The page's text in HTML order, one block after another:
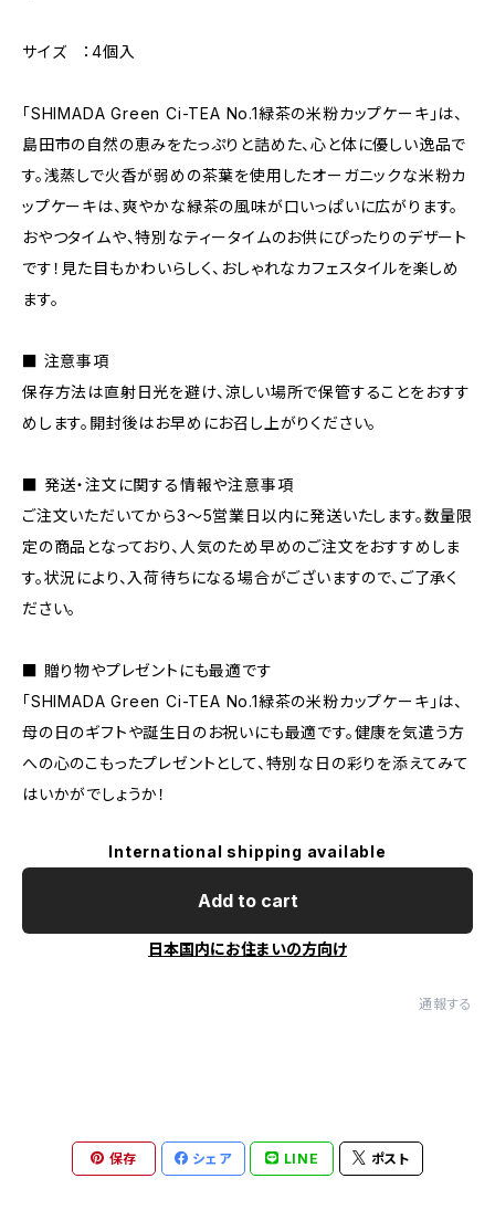
サイズ ：4個入
「SHIMADA Green Ci-TEA No.1緑茶の米粉カップケーキ」は、
島田市の自然の恵みをたっぷりと詰めた、心と体に優しい逸品で
す。浅蒸しで火香が弱めの茶葉を使用したオーガニックな米粉カ
ップケーキは、爽やかな緑茶の風味が口いっぱいに広がります。
おやつタイムや、特別なティータイムのお供にぴったりのデザート
です！見た目もかわいらしく、おしゃれなカフェスタイルを楽しめ
ます。
■ 注意事項
保存方法は直射日光を避け、涼しい場所で保管することをおすす
めします。開封後はお早めにお召し上がりください。
■ 発送・注文に関する情報や注意事項
ご注文いただいてから3～5営業日以内に発送いたします。数量限
定の商品となっており、人気のため早めのご注文をおすすめしま
す。状況により、入荷待ちになる場合がございますので、ご了承く
ださい。
■ 贈り物やプレゼントにも最適です
「SHIMADA Green Ci-TEA No.1緑茶の米粉カップケーキ」は、
母の日のギフトや誕生日のお祝いにも最適です。健康を気遣う方
への心のこもったプレゼントとして、特別な日の彩りを添えてみて
はいかがでしょうか！
International shipping available
Add to cart
日本国内にお住まいの方向け
通報する
保存 シェア LINE ポスト